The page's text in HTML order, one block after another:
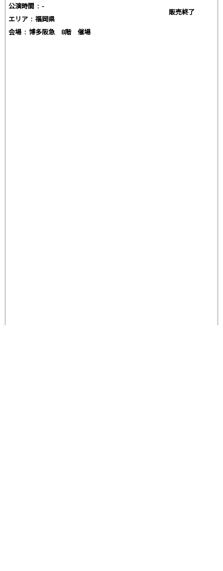
公演時間 : -
エリア :福岡県
会場 : 博多阪急 8階 催場
販売終了